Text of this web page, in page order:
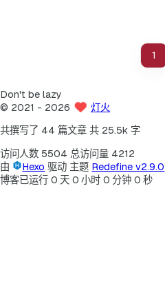
1
Don't be lazy
© 2021 - 2026 灯火
共撰写了 44 篇文章 共 25.5k 字
访问人数 5504 总访问量 4212
由
Hexo 驱动 主题 Redefine v2.9.0
博客已运行 0 天 0 小时 0 分钟 0 秒